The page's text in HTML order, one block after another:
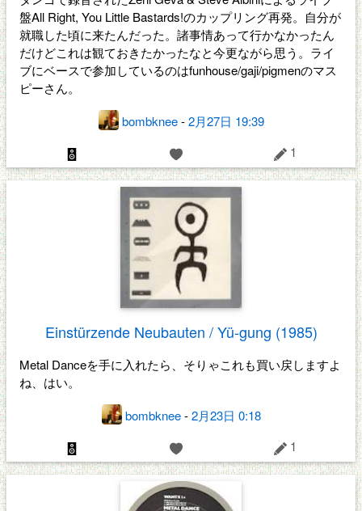
盤All Right, You Little Bastards!のカップリング再発。自分が
就職した頃に来たんだった。諸事情あって行かなかったん
だけどこれは観ておきたかったなと今更ながら思う。ライ
ブにベースで参加しているのはfunhouse/gaji/pigmenのマス
ピーさん。
bombknee-2月27日 19:39
1
Einstürzende Neubauten / Yü-gung (1985)
Metal Danceを手に入れたら、そりゃこれも買い戻しますよ
ね、はい。
bombknee-2月23日 0:18
1